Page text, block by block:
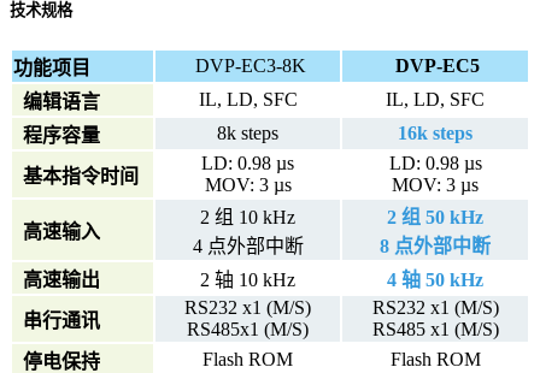
技术规格
功能项目 DVP-EC3-8K
DVP-EC5
编辑语言
IL, LD, SFC
IL, LD, SFC
程序容量
8k steps 16k steps
基本指令时间
LD: 0.98 µs
MOV: 3 µs
LD: 0.98 µs
MOV: 3 µs
高速输入
2 组 10 kHz
4 点外部中断
2 组 50 kHz
8 点外部中断
高速输出
2 轴 10 kHz
4 轴 50 kHz
串行通讯
RS232 x1 (M/S)
RS485x1 (M/S)
RS232 x1 (M/S)
RS485 x1 (M/S)
停电保持
Flash ROM
Flash ROM